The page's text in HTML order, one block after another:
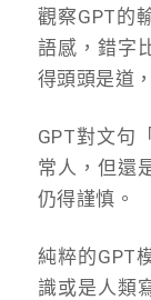
觀察GPT的
語感，錯字
得頭頭是道
GPT對文句
常人，但還
仍得謹慎。
純粹的GPT
識或是人類